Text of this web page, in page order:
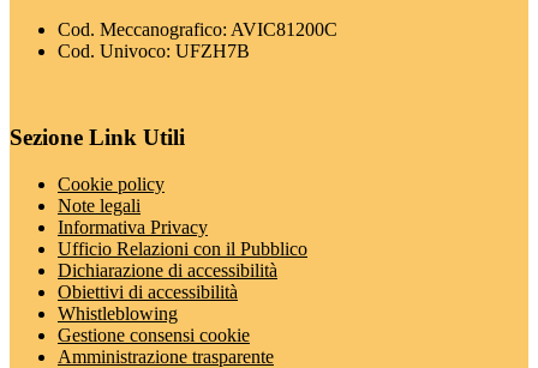
Cod. Meccanografico: AVIC81200C
Cod. Univoco: UFZH7B
Sezione Link Utili
Cookie policy
Note legali
Informativa Privacy
Ufficio Relazioni con il Pubblico
Dichiarazione di accessibilità
Obiettivi di accessibilità
Whistleblowing
Gestione consensi cookie
Amministrazione trasparente